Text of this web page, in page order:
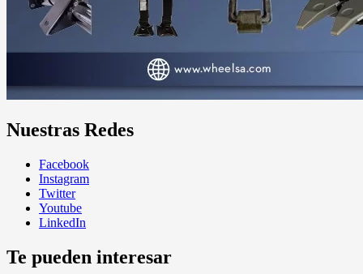
Nuestras Redes
Facebook
Instagram
Twitter
Youtube
LinkedIn
Te pueden interesar